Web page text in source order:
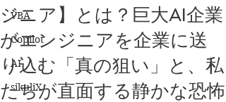
VBA
Copilot
AI
sikuliX
ジニア】とは？巨大AI企業
がエンジニアを企業に送
り込む「真の狙い」と、私
たちが直面する静かな恐怖